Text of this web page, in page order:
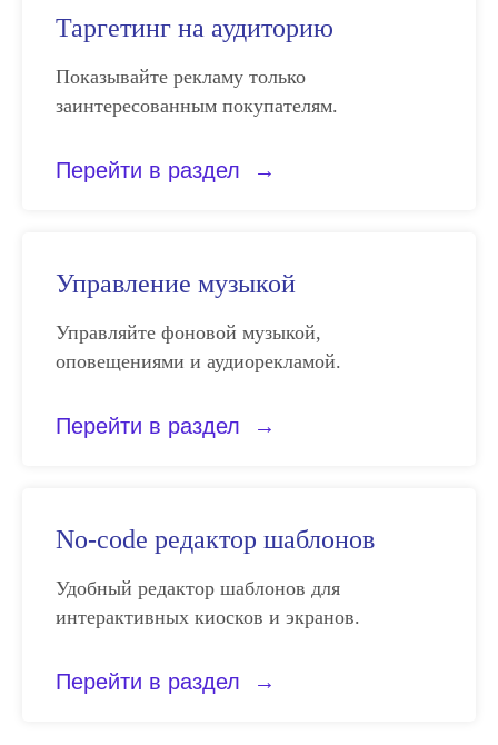
Таргетинг на аудиторию
Показывайте рекламу только
заинтересованным покупателям.
Перейти в раздел
Управление музыкой
Управляйте фоновой музыкой,
оповещениями и аудиорекламой.
Перейти в раздел
No-code редактор шаблонов
Удобный редактор шаблонов для
интерактивных киосков и экранов.
Перейти в раздел
менеджером
Связаться с отделом продаж